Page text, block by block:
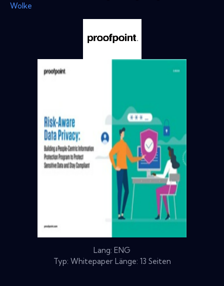
Wolke
Lang: ENG
Typ: Whitepaper Länge: 13 Seiten